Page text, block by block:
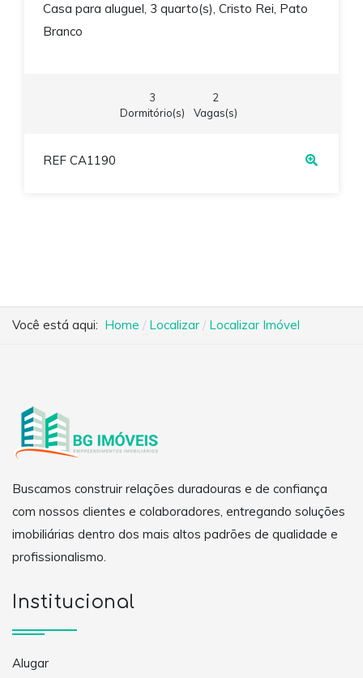
Casa para aluguel, 3 quarto(s), Cristo Rei, Pato
Branco
3
Dormitório(s)
2
Vagas(s)
REF CA1190
Você está aqui: Home Localizar Localizar Imóvel
Buscamos construir relações duradouras e de confiança
com nossos clientes e colaboradores, entregando soluções
imobiliárias dentro dos mais altos padrões de qualidade e
profissionalismo.
Institucional
Alugar